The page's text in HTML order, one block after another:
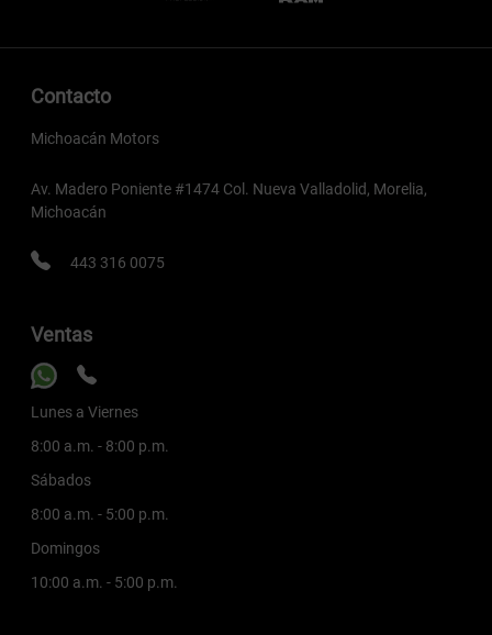
Contacto
Michoacán Motors
Av. Madero Poniente #1474 Col. Nueva Valladolid, Morelia,
Michoacán
443 316 0075
Ventas
Lunes a Viernes
8:00 a.m. - 8:00 p.m.
Sábados
8:00 a.m. - 5:00 p.m.
Domingos
10:00 a.m. - 5:00 p.m.